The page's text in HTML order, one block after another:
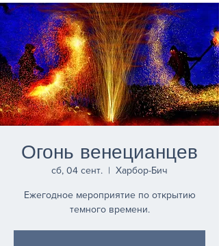
Огонь венецианцев
сб, 04 сент.
  |
Харбор-Бич
Ежегодное мероприятие по открытию
темного времени.